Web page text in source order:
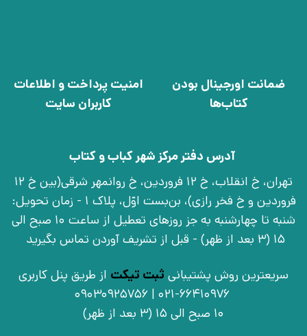
ضمانت اورجینال بودن
کتاب‌ها
امنیت پرداخت و اطلاعات
کاربران سایت
آدرس دفتر مرکز شهر کباب و کتاب
تهران، خ انقلاب، خ 12 فروردین، خ روانمهر شرقی(بین خ 12
فروردین و خ فخر رازی)، بن‌بست اوّل، پلاک 1 - زمان تحویل:
شنبه تا چهارشنبه به جز روزهای تعطیل از ساعت 10 صبح الی
15 (3 بعد از ظهر) - قبل از تشریف آوردن تماس بگیرید
سریعترین روش پشتیبانی ثبت تیکت از طریق پنل کاربری
021-66410976 | 09030925756
10 صبح الی 15 (3 بعد از ظهر)